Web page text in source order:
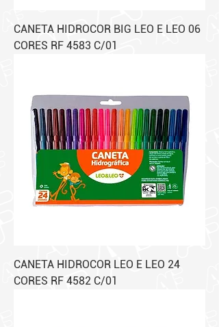
CANETA HIDROCOR BIG LEO E LEO 06
CORES RF 4583 C/01
CANETA HIDROCOR LEO E LEO 24
CORES RF 4582 C/01